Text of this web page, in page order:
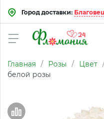
Город доставки:
Главная / Розы / Цвет
белой розы